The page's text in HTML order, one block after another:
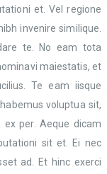
et. Vel regione
invenire similique.
te. No eam tota
maiestatis, et
Te eam iisque
voluptua sit,
per. Aeque dicam
sit et. Ei nec
ad. Et hinc exerci